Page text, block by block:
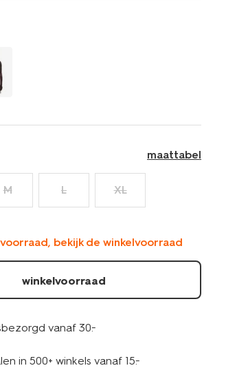
maattabel
M L XL
bekijk de winkelvoorraad
winkelvoorraad
vanaf 30.-
in 500+ winkels vanaf 15.-